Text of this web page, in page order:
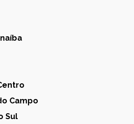
Campo
Sul